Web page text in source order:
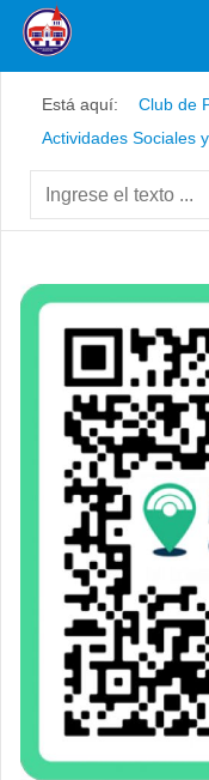
Está aquí: Club de
Actividades Sociales